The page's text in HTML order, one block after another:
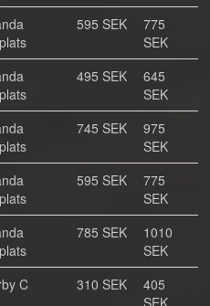
595 SEK
775
SEK
495 SEK
645
SEK
745 SEK
975
SEK
595 SEK
775
SEK
785 SEK
1010
SEK
C 310 SEK
405
SEK